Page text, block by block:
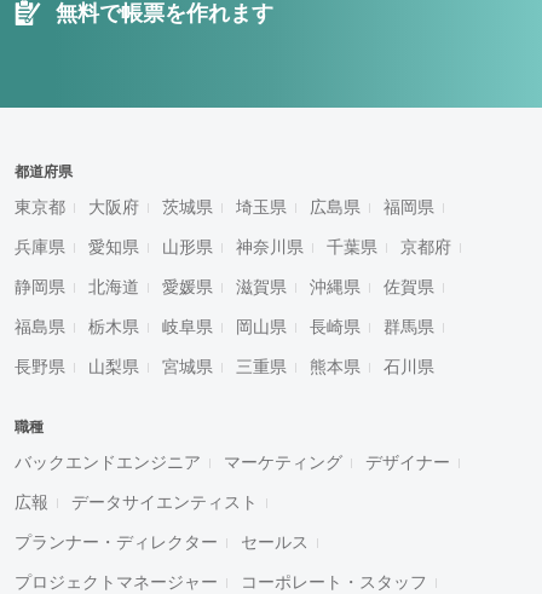
無料で帳票を作れます
都道府県
東京都 大阪府 茨城県 埼玉県 広島県 福岡県
兵庫県 愛知県 山形県 神奈川県 千葉県 京都府
静岡県 北海道 愛媛県 滋賀県 沖縄県 佐賀県
福島県 栃木県 岐阜県 岡山県 長崎県 群馬県
長野県 山梨県 宮城県 三重県 熊本県 石川県
職種
バックエンドエンジニア マーケティング デザイナー
広報 データサイエンティスト
プランナー・ディレクター セールス
プロジェクトマネージャー コーポレート・スタッフ